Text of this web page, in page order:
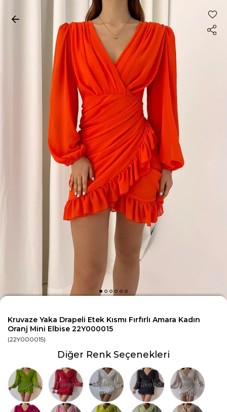
Kruvaze Yaka Drapeli Etek Kısmı Fırfırlı Amara Kadın
Oranj Mini Elbise 22Y000015
(22Y000015)
Diğer Renk Seçenekleri
Tükendi Tükendi Tükendi Tükendi Tükendi